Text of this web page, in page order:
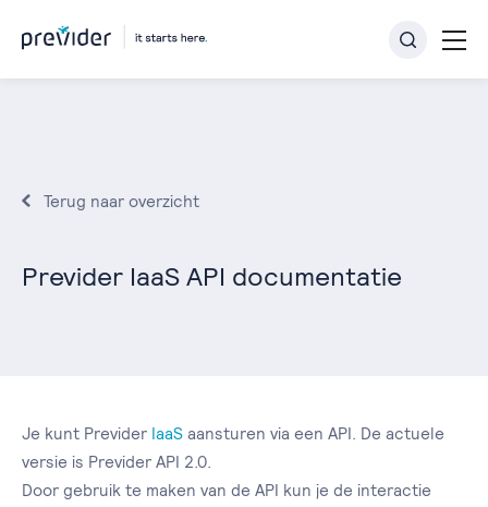
Terug naar overzicht
Previder IaaS API documentatie
Je kunt Previder IaaS aansturen via een API. De actuele
versie is Previder API 2.0.
Door gebruik te maken van de API kun je de interactie